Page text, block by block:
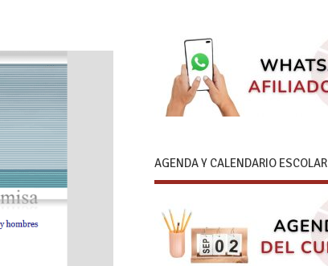
AGENDA Y CALENDARIO ESCOLAR